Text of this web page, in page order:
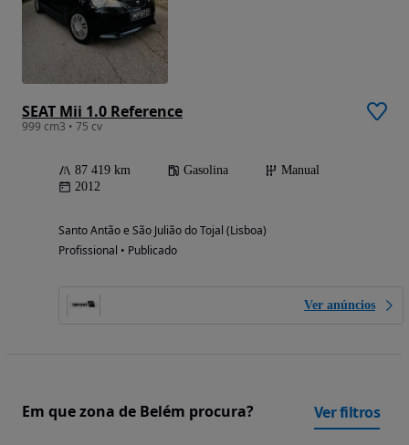
SEAT Mii 1.0 Reference
999 cm3 • 75 cv
87 419 km Gasolina
Manual
2012
Santo Antão e São Julião do Tojal (Lisboa)
Profissional • Publicado
Ver anúncios
Em que zona de Belém procura? Ver filtros